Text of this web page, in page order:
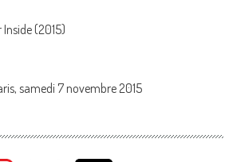
Inside (2015)
samedi 7 novembre 2015